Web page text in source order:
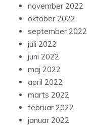
november 2022
oktober 2022
september 2022
juli 2022
juni 2022
maj 2022
april 2022
marts 2022
februar 2022
januar 2022